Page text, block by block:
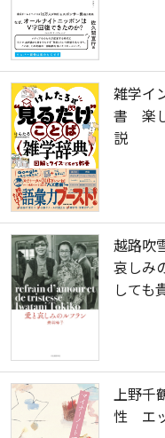
雑学イ
書 楽
説
越路吹
哀しみ
しても
上野千
性 エッ